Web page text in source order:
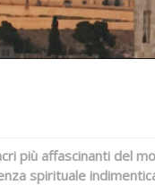
più affascinanti del
spirituale